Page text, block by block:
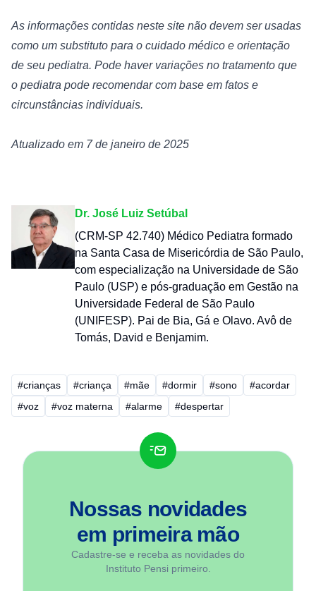
As informações contidas neste site não devem ser usadas
como um substituto para o cuidado médico e orientação
de seu pediatra. Pode haver variações no tratamento que
o pediatra pode recomendar com base em fatos e
circunstâncias individuais.
Atualizado em 7 de janeiro de 2025
Dr. José Luiz Setúbal
(CRM-SP 42.740) Médico Pediatra formado
na Santa Casa de Misericórdia de São Paulo,
com especialização na Universidade de São
Paulo (USP) e pós-graduação em Gestão na
Universidade Federal de São Paulo
(UNIFESP). Pai de Bia, Gá e Olavo. Avô de
Tomás, David e Benjamim.
#crianças #criança #mãe #dormir #sono
#acordar
#voz
#voz materna #alarme #despertar
Nossas novidades
em primeira mão
Cadastre-se e receba as novidades do
Instituto Pensi primeiro.